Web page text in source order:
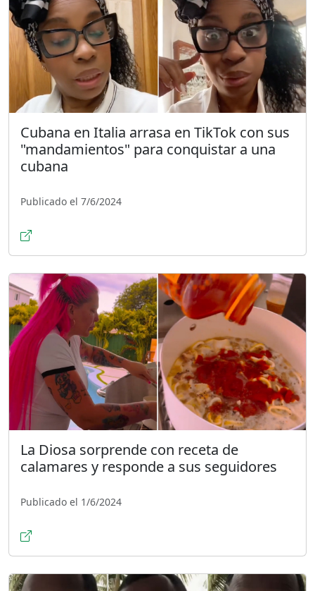
Cubana en Italia arrasa en TikTok con sus
"mandamientos" para conquistar a una
cubana
Publicado el 7/6/2024
La Diosa sorprende con receta de
calamares y responde a sus seguidores
Publicado el 1/6/2024